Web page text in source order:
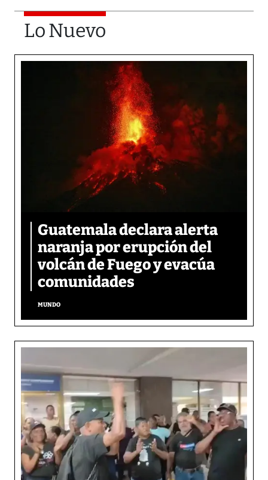
Lo Nuevo
Guatemala declara alerta
naranja por erupción del
volcán de Fuego y evacúa
comunidades
MUNDO